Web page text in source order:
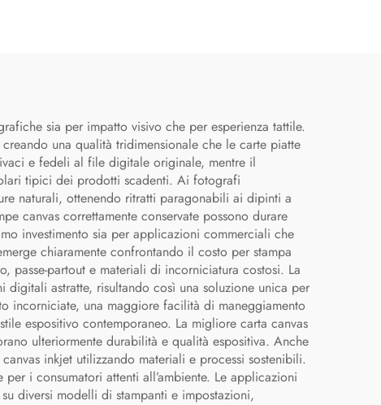
sia per impatto visivo che per esperienza tattile.
una qualità tridimensionale che le carte piatte
e fedeli al file digitale originale, mentre il
tipici dei prodotti scadenti. Ai fotografi
naturali, ottenendo ritratti paragonabili ai dipinti a
canvas correttamente conservate possono durare
investimento sia per applicazioni commerciali che
chiaramente confrontando il costo per stampa
passe-partout e materiali di incorniciatura costosi. La
astratte, risultando così una soluzione unica per
incorniciate, una maggiore facilità di maneggiamento
espositivo contemporaneo. La migliore carta canvas
ulteriormente durabilità e qualità espositiva. Anche
inkjet utilizzando materiali e processi sostenibili.
i consumatori attenti all’ambiente. Le applicazioni
diversi modelli di stampanti e impostazioni,